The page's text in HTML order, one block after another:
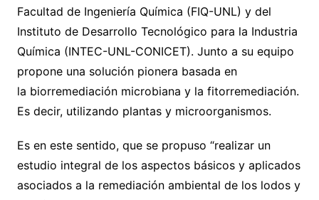
Facultad de Ingeniería Química (FIQ-UNL) y del
Instituto de Desarrollo Tecnológico para la Industria
Química (INTEC-UNL-CONICET). Junto a su equipo
propone una solución pionera basada en
la biorremediación microbiana y la fitorremediación.
Es decir, utilizando plantas y microorganismos.
Es en este sentido, que se propuso “realizar un
estudio integral de los aspectos básicos y aplicados
asociados a la remediación ambiental de los lodos y